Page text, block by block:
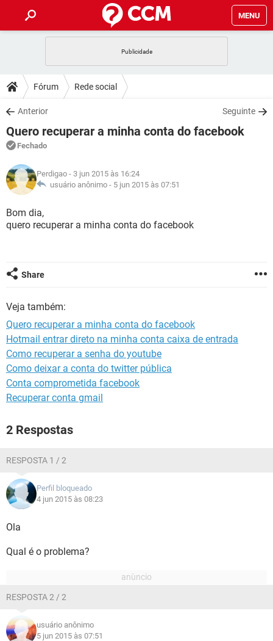
MENU
CELULAR
OUTLOOK
INSTAGRAM GMAIL
GUIA DE COMPRAS
DICAS
JOGOS
OUTLOOK
INSTAGRAM
GUIA DE COMPRAS
DOWNLOADS
JOGOS WHATSAPP
CELULAR
OUTLOOK
INSTAGRAM
GUIA DE COMPRAS
FÓRUM
JOGOS
CELULAR FACEBOOK
INSTAGRAM GMAIL
GLOSSÁRIO
JOGOS
CELULAR
GUIA DE COMPRAS
Fórum Rede social
Anterior Seguinte
Quero recuperar a minha conta do facebook
Fechado
Perdigao - 3 jun 2015 às 16:24
usuário anônimo - 5 jun 2015 às 07:51
Bom dia,
quero recuperar a minha conta do facebook
Share
Veja também:
Quero recuperar a minha conta do facebook
Hotmail entrar direto na minha conta caixa de entrada
Como recuperar a senha do youtube
Como deixar a conta do twitter pública
Conta comprometida facebook
Recuperar conta gmail
2 Respostas
RESPOSTA 1 / 2
Perfil bloqueado
4 jun 2015 às 08:23
Ola
Qual é o problema?
RESPOSTA 2 / 2
usuário anônimo
5 jun 2015 às 07:51